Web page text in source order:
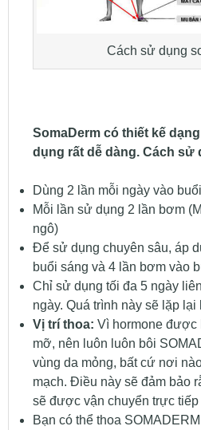
Cách sử dụng
SomaDerm có thiết kế
dụng rất dễ dàng. Cách sử
Dùng 2 lần mỗi ngày vào
Mỗi lần sử dụng 2 lần bơm
ngô)
Để sử dụng chuyên sâu, áp
buổi sáng và 4 lần bơm vào
Chỉ sử dụng tối đa 5 ngày
ngày. Quá trình này sẽ lặp lại
Vị trí thoa: Vì hormone
mỡ, nên luôn luôn bôi
vùng da mỏng, bất cứ nơi
mạch. Điều này sẽ đảm bảo
sẽ được vận chuyển trực tiếp
Bạn có thể thoa